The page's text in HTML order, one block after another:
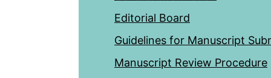
Editorial Board
Guidelines for Manuscript
Manuscript Review Procedure